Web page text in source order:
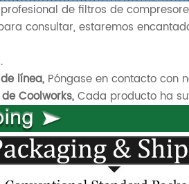
de filtros de
consultar, estaremos
línea, Póngase en contacto con
Coolworks,Cada producto ha